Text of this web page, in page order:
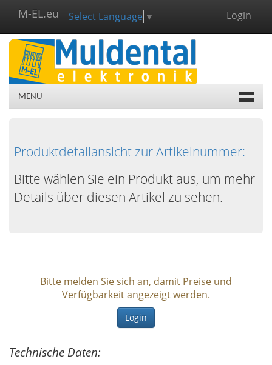
M-EL.eu Select Language ▼ Login
MENU
Produktdetailansicht zur Artikelnummer: -
Bitte wählen Sie ein Produkt aus, um mehr
Details über diesen Artikel zu sehen.
Bitte melden Sie sich an, damit Preise und
Verfügbarkeit angezeigt werden.
Login
Technische Daten: